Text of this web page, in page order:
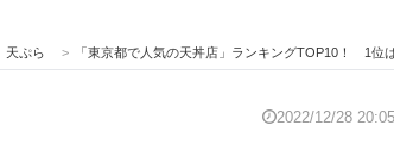
天ぷら > 「東京都で人気の天丼店」ランキングTOP10！ 1位
2022/12/28